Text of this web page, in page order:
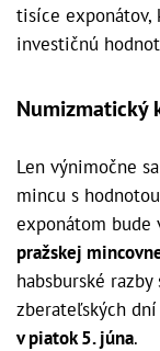
tisíce exponátov,
investičnú
Numizmatický
Len výnimočne
mincu s
exponátom bude
pražskej
habsburské
zberateľských
v piatok 5. júna.